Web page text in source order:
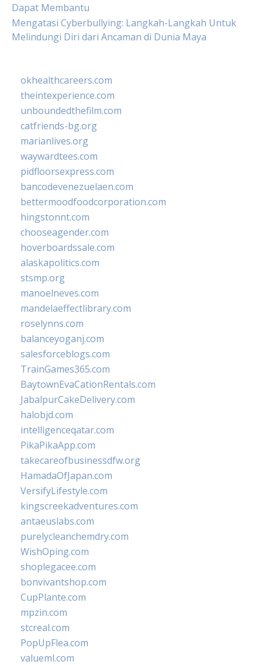
Dapat Membantu
Mengatasi Cyberbullying: Langkah-Langkah Untuk
Melindungi Diri dari Ancaman di Dunia Maya
okhealthcareers.com
theintexperience.com
unboundedthefilm.com
catfriends-bg.org
marianlives.org
waywardtees.com
pidfloorsexpress.com
bancodevenezuelaen.com
bettermoodfoodcorporation.com
hingstonnt.com
chooseagender.com
hoverboardssale.com
alaskapolitics.com
stsmp.org
manoelneves.com
mandelaeffectlibrary.com
roselynns.com
balanceyoganj.com
salesforceblogs.com
TrainGames365.com
BaytownEvaCationRentals.com
JabalpurCakeDelivery.com
halobjd.com
intelligenceqatar.com
PikaPikaApp.com
takecareofbusinessdfw.org
HamadaOfJapan.com
VersifyLifestyle.com
kingscreekadventures.com
antaeuslabs.com
purelycleanchemdry.com
WishOping.com
shoplegacee.com
bonvivantshop.com
CupPlante.com
mpzin.com
stcreal.com
PopUpFlea.com
valueml.com